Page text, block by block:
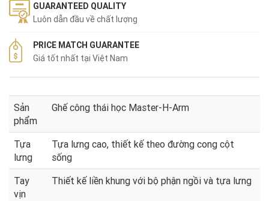
GUARANTEED QUALITY
Luôn dẫn đầu về chất lượng
PRICE MATCH GUARANTEE
Giá tốt nhất tại Việt Nam
Sản
phẩm
Ghế công thái học Master-H-Arm
Tựa
lưng
Tựa lưng cao, thiết kế theo đường cong cột
sống
Tay
vịn
Thiết kế liền khung với bộ phận ngồi và tựa lưng